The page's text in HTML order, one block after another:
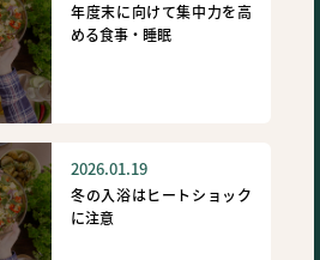
年度末に向けて集中力を高
める食事・睡眠
2026.01.19
冬の入浴はヒートショック
に注意